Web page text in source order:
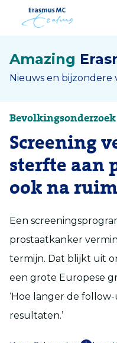
Amazing
Nieuws en bijzondere
Bevolkingsonderzoek
Screening
sterfte aan
ook na
Een
prostaatkanker
termijn. Dat blijkt uit
een grote Europese
‘Hoe langer de
resultaten.’